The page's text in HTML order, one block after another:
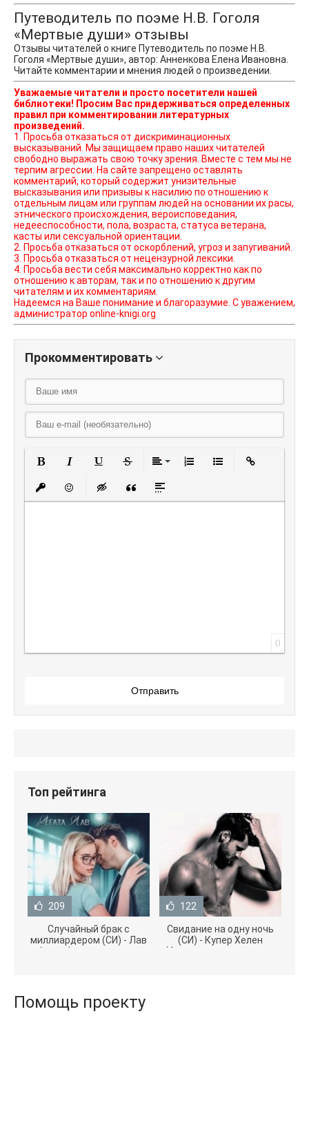
Путеводитель по поэме Н.В. Гоголя
«Мертвые души» отзывы
Отзывы читателей о книге Путеводитель по поэме Н.В.
Гоголя «Мертвые души», автор: Анненкова Елена Ивановна.
Читайте комментарии и мнения людей о произведении.
Уважаемые читатели и просто посетители нашей
библиотеки! Просим Вас придерживаться определенных
правил при комментировании литературных
произведений.
1. Просьба отказаться от дискриминационных
высказываний. Мы защищаем право наших читателей
свободно выражать свою точку зрения. Вместе с тем мы не
терпим агрессии. На сайте запрещено оставлять
комментарий, который содержит унизительные
высказывания или призывы к насилию по отношению к
отдельным лицам или группам людей на основании их расы,
этнического происхождения, вероисповедания,
недееспособности, пола, возраста, статуса ветерана,
касты или сексуальной ориентации.
2. Просьба отказаться от оскорблений, угроз и запугиваний.
3. Просьба отказаться от нецензурной лексики.
4. Просьба вести себя максимально корректно как по
отношению к авторам, так и по отношению к другим
читателям и их комментариям.
Надеемся на Ваше понимание и благоразумие. С уважением,
администратор online-knigi.org
Прокомментировать
Полужирный
Курсив
Вставить защищенную ссылку
Вставить смайлик
Вставка скрытого текста
Вставка цитаты
Вставка спойлера
0
Отправить
Топ рейтинга
209
Случайный брак с
миллиардером (СИ) - Лав
Агата (полная версия
122
Свидание на одну ночь
(СИ) - Купер Хелен
(бесплатные серии книг
Помощь проекту